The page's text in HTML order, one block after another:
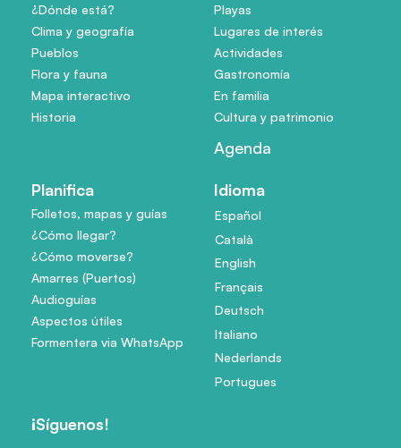
¿Dónde está?
Clima y geografía
Pueblos
Flora y fauna
Mapa interactivo
Historia
Playas
Lugares de interés
Actividades
Gastronomía
En familia
Cultura y patrimonio
Agenda
Planifica
Folletos, mapas y guías
¿Cómo llegar?
¿Cómo moverse?
Amarres (Puertos)
Audioguías
Aspectos útiles
Formentera via WhatsApp
Idioma
Español
Català
English
Français
Deutsch
Italiano
Nederlands
Portugues
¡Síguenos!